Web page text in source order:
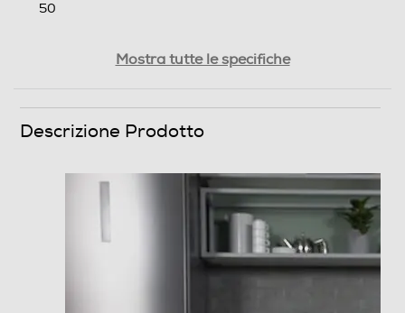
50
Informazioni sulla sicurezza del prodotto
Mostra tutte le specifiche
Descrizione Prodotto